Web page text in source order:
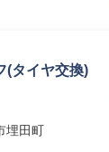
(タイヤ交換)
埋田町